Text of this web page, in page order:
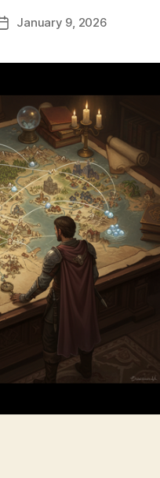
PostJanuary 9, 2026